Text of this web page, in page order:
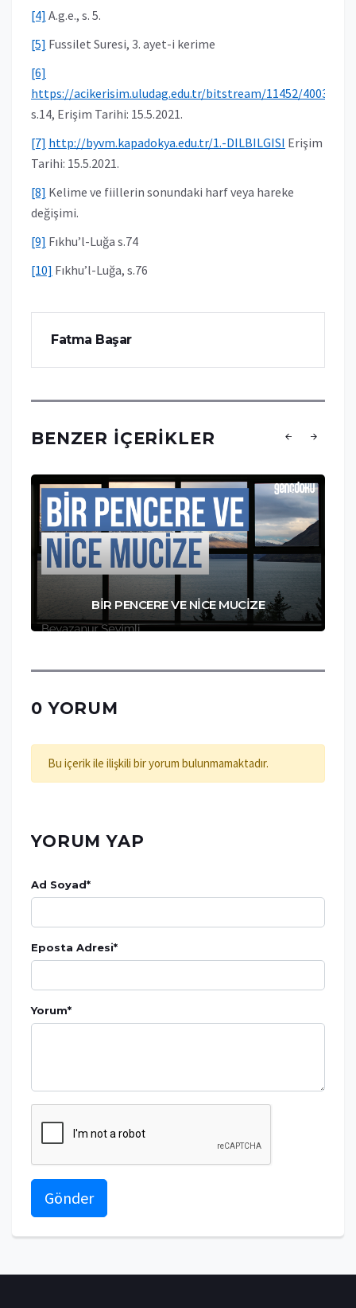
[4] A.g.e., s. 5.
[5] Fussilet Suresi, 3. ayet-i kerime
[6]
https://acikerisim.uludag.edu.tr/bitstream/11452/4003/1/
s.14, Erişim Tarihi: 15.5.2021.
[7] http://byvm.kapadokya.edu.tr/1.-DILBILGISI Erişim
Tarihi: 15.5.2021.
[8] Kelime ve fiillerin sonundaki harf veya hareke
değişimi.
[9] Fıkhu’l-Luğa s.74
[10] Fıkhu’l-Luğa, s.76
Fatma Başar
BENZER İÇERIKLER
BİR PENCERE VE NİCE MUCİZE
0 YORUM
Bu içerik ile ilişkili bir yorum bulunmamaktadır.
YORUM YAP
Ad Soyad*
Eposta Adresi*
Yorum*
Gönder